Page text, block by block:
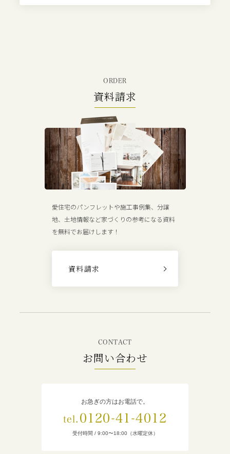
ORDER
資料請求
愛住宅のパンフレットや施工事例集、分譲
地、土地情報など家づくりの参考になる資料
を無料でお届けします！
資料請求
CONTACT
お問い合わせ
お急ぎの方はお電話で。
tel. 0120-41-4012
受付時間 / 9:00〜18:00（水曜定休）